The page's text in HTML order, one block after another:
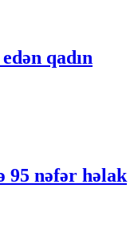
qadın
95 nəfər həlak